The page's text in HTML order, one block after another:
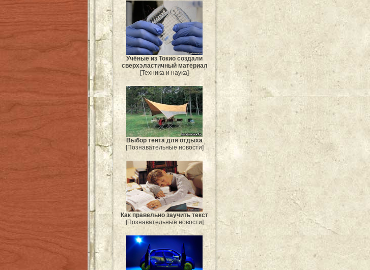
Учёные из Токио создали
сверхэластичный материал
[Техника и наука]
Выбор тента для отдыха
[Познавательные новости]
Как правельно заучить текст
[Познавательные новости]